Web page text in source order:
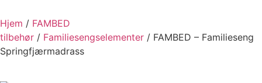
Hjem / FAMBED
tilbehør / Familiesengselementer / FAMBED – Familieseng
Springfjærmadrass